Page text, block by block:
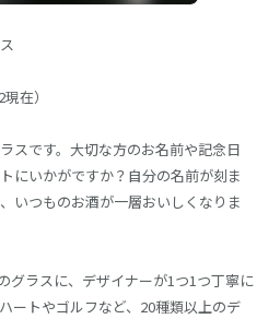
在）
スです。大切な方のお名前や記念日
にいかがですか？自分の名前が刻ま
いつものお酒が一層おいしくなりま
グラスに、デザイナーが1つ1つ丁寧に
ートやゴルフなど、20種類以上のデ